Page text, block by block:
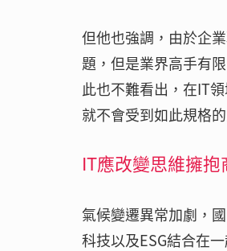
但他也強調，由於企
題，但是業界高手有
此也不難看出，在IT
就不會受到如此規格
IT應改變思維擁
氣候變遷異常加劇，
科技以及ESG結合在